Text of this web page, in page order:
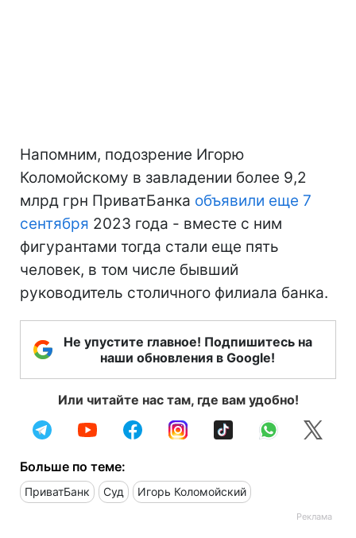
Напомним, подозрение Игорю
Коломойскому в завладении более 9,2
млрд грн ПриватБанка объявили еще 7
сентября 2023 года - вместе с ним
фигурантами тогда стали еще пять
человек, в том числе бывший
руководитель столичного филиала банка.
Не упустите главное! Подпишитесь на
наши обновления в Google!
Или читайте нас там, где вам удобно!
Больше по теме:
ПриватБанк Суд Игорь Коломойский